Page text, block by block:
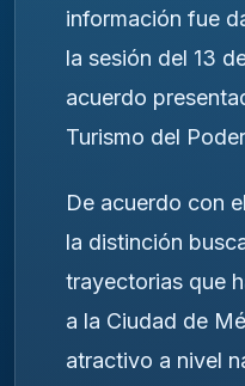
información fue
la sesión del 13
acuerdo
Turismo del
De acuerdo con
la distinción
trayectorias que
a la Ciudad de
atractivo a nivel